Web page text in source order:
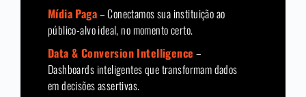
Mídia Paga– Conectamos sua instituição ao
público-alvo ideal, no momento certo.
Data & Conversion Intelligence –
Dashboards inteligentes que transformam dados
em decisões assertivas.